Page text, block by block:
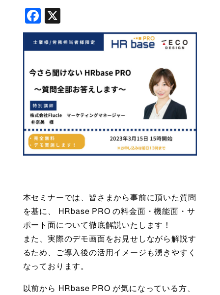
Facebook
X
本セミナーでは、皆さまから事前に頂いた質問
を基に、 HRbase PRO の料金面・機能面・ サ
ポート面について徹底解説いたします！
また、実際のデモ画面をお見せしながら解説す
るため、ご導入後の活用イメージも湧きやす く
なっております。
以前から HRbase PRO が気になっている方、